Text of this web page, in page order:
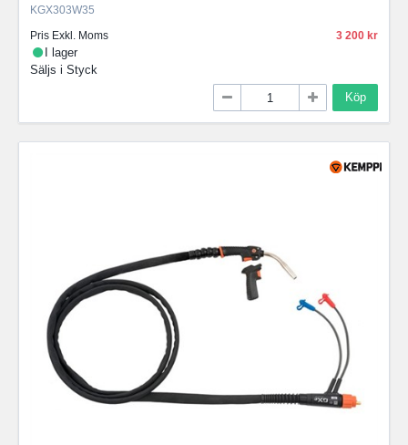
KGX303W35
Pris Exkl. Moms
3 200
I lager
Säljs i Styck
Köp